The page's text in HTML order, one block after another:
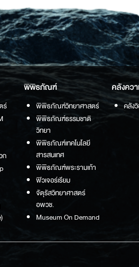
ร์
ก
พิพิธภัณฑ์
พิพิธภัณฑ์วิทยาศาสตร์
พิพิธภัณฑ์ธรรมชาติ
วิทยา
พิพิธภัณฑ์เทคโนโลยี
สารสนเทศ
พิพิธภัณฑ์พระรามเก้า
ฟิวเจอร์เรียม
จัตุรัสวิทยาศาสตร์
อพวช.
Museum On Demand
คลังคว
คลัง